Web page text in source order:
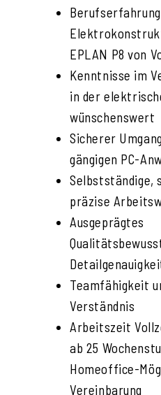
EPLAN P8 von
Kenntnisse im
in der
wünschenswert
Sicherer
gängigen PC-
Selbstständige,
präzise
Ausgeprägtes
Teamfähigkeit
Verständnis
Arbeitszeit
ab 25
Homeoffice-
Vereinbarung